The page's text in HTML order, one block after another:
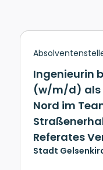
Ingenieurin
(w/m/d) als
Nord im
Referates
Stadt